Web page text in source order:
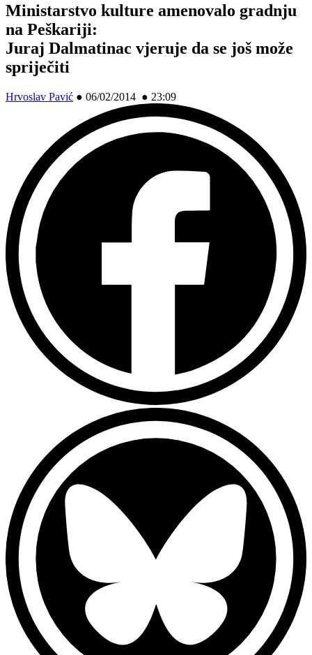
Ministarstvo kulture amenovalo gradnju
na Peškariji:
Juraj Dalmatinac vjeruje da se još može
spriječiti
Hrvoslav Pavić ● 06/02/2014 ● 23:09